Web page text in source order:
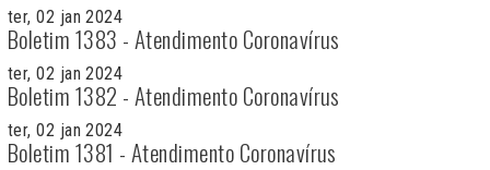
ter, 02 jan 2024
Boletim 1383 - Atendimento Coronavírus
ter, 02 jan 2024
Boletim 1382 - Atendimento Coronavírus
ter, 02 jan 2024
Boletim 1381 - Atendimento Coronavírus